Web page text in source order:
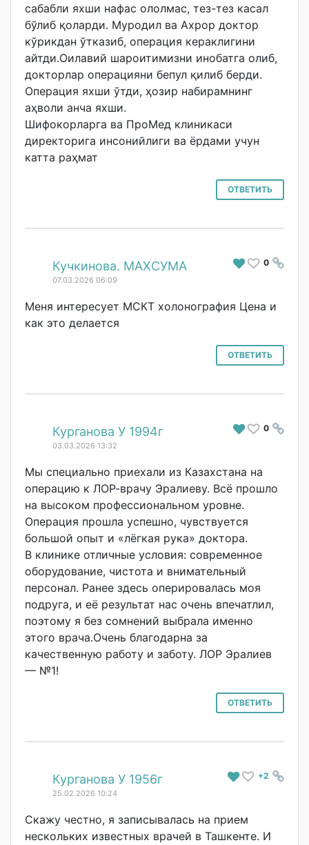
сабабли яхши нафас ололмас, тез-тез касал
бўлиб қоларди. Муродил ва Ахрор доктор
кўрикдан ўтказиб, операция кераклигини
айтди.Оилавий шароитимизни инобатга олиб,
докторлар операцияни бепул қилиб берди.
Операция яхши ўтди, ҳозир набирaмнинг
аҳволи анча яхши.
Шифокорларга ва ПроМед клиникаси
директорига инсонийлиги ва ёрдами учун
катта раҳмат
ОТВЕТИТЬ
# 0
Кучкинова. МАХСУМА
07.03.2026 06:09
Меня интересует МСКТ холонография Цена и
как это делается
ОТВЕТИТЬ
# 0
Курганова У 1994г
03.03.2026 13:32
Мы специально приехали из Казахстана на
операцию к ЛОР-врачу Эралиеву. Всё прошло
на высоком профессиональном уровне.
Операция прошла успешно, чувствуется
большой опыт и «лёгкая рука» доктора.
В клинике отличные условия: современное
оборудование, чистота и внимательный
персонал. Ранее здесь оперировалась моя
подруга, и её результат нас очень впечатлил,
поэтому я без сомнений выбрала именно
этого врача.Очень благодарна за
качественную работу и заботу. ЛОР Эралиев
— №1!
ОТВЕТИТЬ
# +2
Курганова У 1956г
25.02.2026 10:24
Скажу честно, я записывалась на прием
нескольких известных врачей в Ташкенте. И